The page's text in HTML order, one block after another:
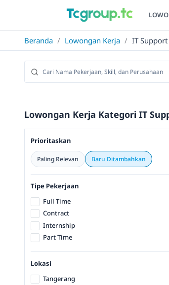
Beranda / Lowongan Kerja / IT Support
Lowongan Kerja Kategori IT
Prioritaskan
Paling Relevan Baru Ditambahkan
Tipe Pekerjaan
Full Time
Contract
Internship
Part Time
Lokasi
Tangerang